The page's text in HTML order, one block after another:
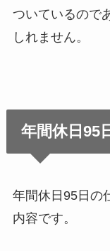
ついているので
しれません。
年間休日95
年間休日95日の
内容です。